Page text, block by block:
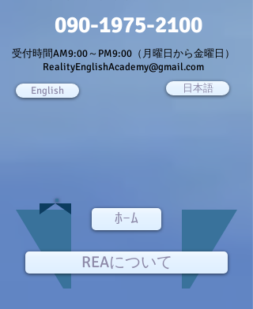
090-1975-2100
受付時間AM9:00～PM9:00（月曜日から金曜日）
RealityEnglishAcademy@gmail.com
English
日本語
ﾎｰﾑ
REAについて